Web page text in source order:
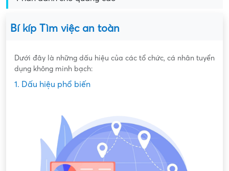
Bí kíp Tìm việc an toàn
Dưới đây là những dấu hiệu của các tổ chức, cá nhân tuyển
dụng không minh bạch:
1. Dấu hiệu phổ biến